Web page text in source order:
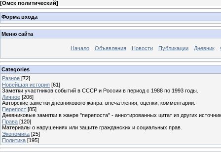
[Омск политический]
Форма входа
Меню сайта
Начало Объявления Новости Публикации Дневник
Categories
Разное [72]
Новейшая история [61]
Заметки участников событий в СССР и России в период с 1988 по 1993 годы.
Личное [206]
Авторские заметки дневникового жанра: впечатления, оценки, комментарии.
Перепост [85]
Дневниковые заметки в жанре "перепоста" - аннотированных цитат из других
Права [120]
Материалы о нарушениях или защите гражданских и социальных прав.
Экономика [25]
Политика [195]